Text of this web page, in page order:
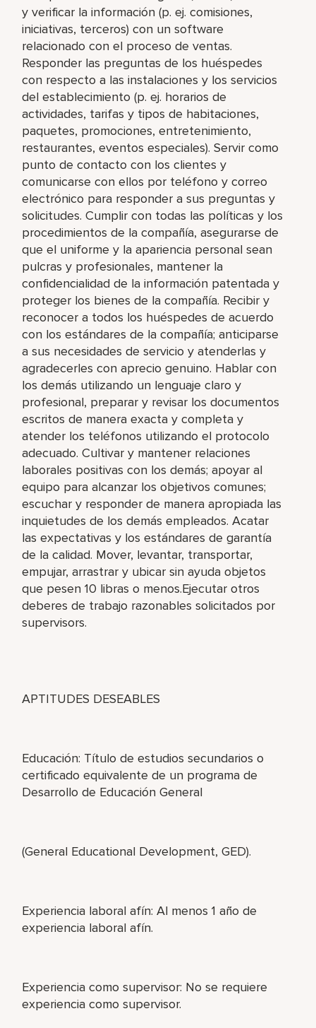
y verificar la información (p. ej. comisiones,
iniciativas, terceros) con un software
relacionado con el proceso de ventas.
Responder las preguntas de los huéspedes
con respecto a las instalaciones y los servicios
del establecimiento (p. ej. horarios de
actividades, tarifas y tipos de habitaciones,
paquetes, promociones, entretenimiento,
restaurantes, eventos especiales). Servir como
punto de contacto con los clientes y
comunicarse con ellos por teléfono y correo
electrónico para responder a sus preguntas y
solicitudes. Cumplir con todas las políticas y los
procedimientos de la compañía, asegurarse de
que el uniforme y la apariencia personal sean
pulcras y profesionales, mantener la
confidencialidad de la información patentada y
proteger los bienes de la compañía. Recibir y
reconocer a todos los huéspedes de acuerdo
con los estándares de la compañía; anticiparse
a sus necesidades de servicio y atenderlas y
agradecerles con aprecio genuino. Hablar con
los demás utilizando un lenguaje claro y
profesional, preparar y revisar los documentos
escritos de manera exacta y completa y
atender los teléfonos utilizando el protocolo
adecuado. Cultivar y mantener relaciones
laborales positivas con los demás; apoyar al
equipo para alcanzar los objetivos comunes;
escuchar y responder de manera apropiada las
inquietudes de los demás empleados. Acatar
las expectativas y los estándares de garantía
de la calidad. Mover, levantar, transportar,
empujar, arrastrar y ubicar sin ayuda objetos
que pesen 10 libras o menos.Ejecutar otros
deberes de trabajo razonables solicitados por
supervisors.
APTITUDES DESEABLES
Educación: Título de estudios secundarios o
certificado equivalente de un programa de
Desarrollo de Educación General
(General Educational Development, GED).
Experiencia laboral afín: Al menos 1 año de
experiencia laboral afín.
Experiencia como supervisor: No se requiere
experiencia como supervisor.